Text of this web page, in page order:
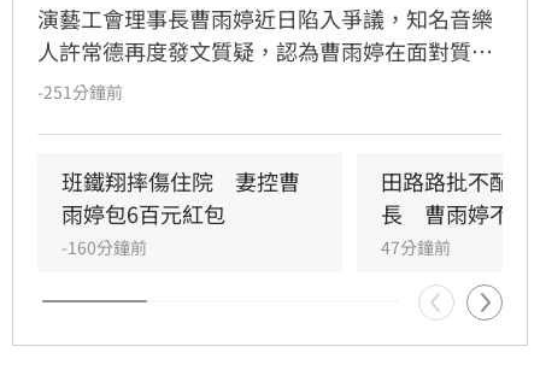
演藝工會理事長曹雨婷近日陷入爭議，知名音樂
人許常德再度發文質疑，認為曹雨婷在面對質疑
時，不應反問資深藝人池秋美關於田路路協助的
外界關注工會運作屬合理公共討論，核心在於工
會是否善盡職責，而非轉移焦點至個別藝人身
上。由於曹雨婷曾主動表示協助田路路，隨後引
發外界檢視工會作為，許常德呼籲曹雨婷應公開
說明近年會務內容，包括會費、企業贊助與政府
補助等經費運用情形，確保財務透明公開，才能
-251分鐘前
班鐵翔摔傷住院　妻控曹
雨婷包6百元紅包
-160分鐘前
田路路批不配
長　曹雨婷不忍
47分鐘前